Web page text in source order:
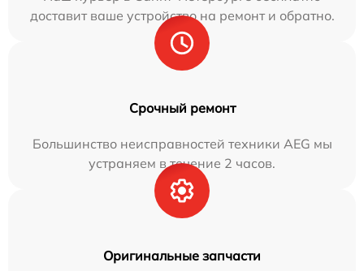
доставит ваше устройство на ремонт и обратно.
Срочный ремонт
Большинство неисправностей техники AEG мы
устраняем в течение 2 часов.
Оригинальные запчасти